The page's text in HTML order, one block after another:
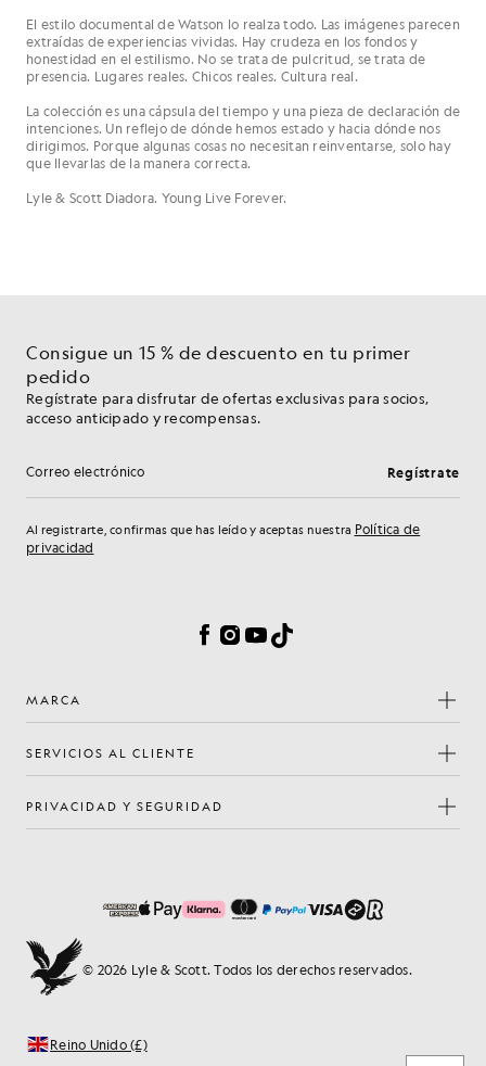
El estilo documental de Watson lo realza todo. Las imágenes parecen
extraídas de experiencias vividas. Hay crudeza en los fondos y
honestidad en el estilismo. No se trata de pulcritud, se trata de
presencia. Lugares reales. Chicos reales. Cultura real.
La colección es una cápsula del tiempo y una pieza de declaración de
intenciones. Un reflejo de dónde hemos estado y hacia dónde nos
dirigimos. Porque algunas cosas no necesitan reinventarse, solo hay
que llevarlas de la manera correcta.
Lyle & Scott Diadora. Young Live Forever.
Consigue un 15 % de descuento en tu primer
pedido
Regístrate para disfrutar de ofertas exclusivas para socios,
acceso anticipado y recompensas.
Dirección de correo electrónico Regístrate
Al registrarte, confirmas que has leído y aceptas nuestra Política de
privacidad
Facebook
Instagram
YouTube
TikTok
MARCA
SERVICIOS AL CLIENTE
PRIVACIDAD Y SEGURIDAD
© 2026 Lyle & Scott. Todos los derechos reservados.
Reino Unido (£)